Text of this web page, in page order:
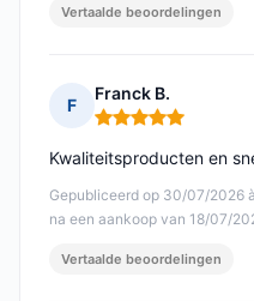
Vertaalde beoordelingen
F
Franck B.
Opmerking: 5 van 5
Gepubliceerd op 30/07/2026
na een aankoop van 18/07/
Kwaliteitsproducten en
Vertaalde beoordelingen